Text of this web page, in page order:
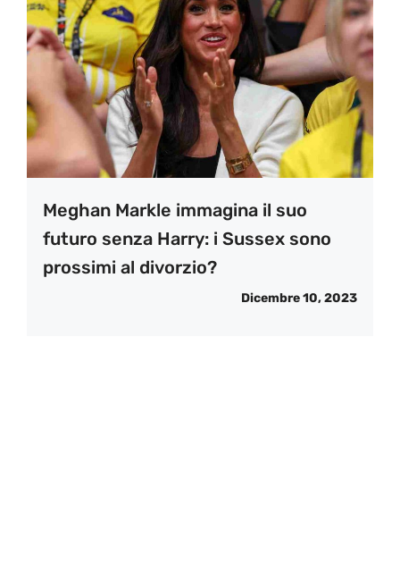
Meghan Markle immagina il suo
futuro senza Harry: i Sussex sono
prossimi al divorzio?
Dicembre 10, 2023